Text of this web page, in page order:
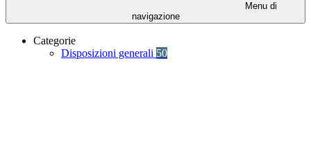
Menu di
navigazione
Categorie
Disposizioni generali 50